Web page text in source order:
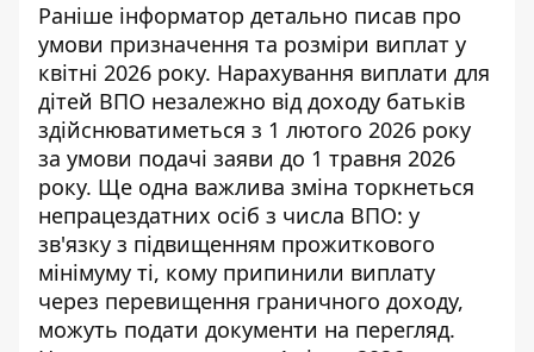
Раніше інформатор детально писав про
умови призначення та розміри виплат у
квітні 2026 року. Нарахування виплати для
дітей ВПО незалежно від доходу батьків
здійснюватиметься з 1 лютого 2026 року
за умови подачі заяви до 1 травня 2026
року. Ще одна важлива зміна торкнеться
непрацездатних осіб з числа ВПО: у
зв'язку з підвищенням прожиткового
мінімуму ті, кому припинили виплату
через перевищення граничного доходу,
можуть подати документи на перегляд.